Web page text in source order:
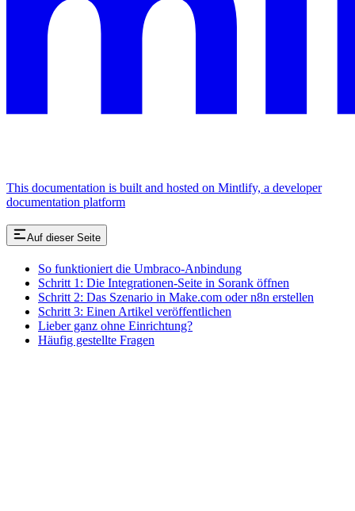
This documentation is built and hosted on Mintlify, a developer
documentation platform
Auf dieser Seite
So funktioniert die Umbraco-Anbindung
Schritt 1: Die Integrationen-Seite in Sorank öffnen
Schritt 2: Das Szenario in Make.com oder n8n erstellen
Schritt 3: Einen Artikel veröffentlichen
Lieber ganz ohne Einrichtung?
Häufig gestellte Fragen